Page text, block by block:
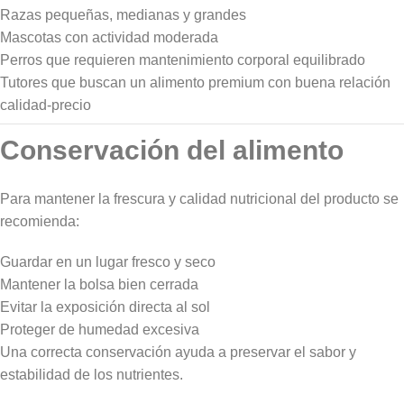
Razas pequeñas, medianas y grandes
Mascotas con actividad moderada
Perros que requieren mantenimiento corporal equilibrado
Tutores que buscan un alimento premium con buena relación
calidad-precio
Conservación del alimento
Para mantener la frescura y calidad nutricional del producto se
recomienda:
Guardar en un lugar fresco y seco
Mantener la bolsa bien cerrada
Evitar la exposición directa al sol
Proteger de humedad excesiva
Una correcta conservación ayuda a preservar el sabor y
estabilidad de los nutrientes.